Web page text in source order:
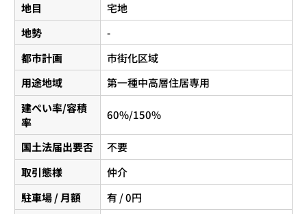
地目
宅地
地勢
-
都市計画
市街化区域
用途地域
第一種中高層住居専用
建ぺい率/容積
率
60%/150%
国土法届出要否
不要
取引態様
仲介
駐車場 / 月額
有 / 0円